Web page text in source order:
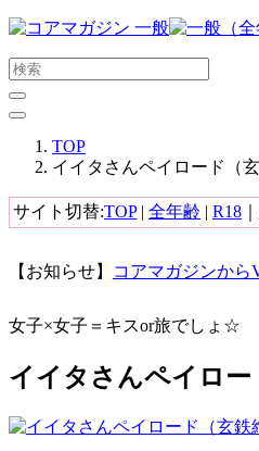
メ
ン
コ
ン
に
ス
ッ
す
TOP
イイタさんペイロード（玄
サイト切替:TOP| 全年齢 | R18
【お知らせ】 コアマガジンから
女子×女子＝キスor旅でしょ☆
イイタさんペイロー